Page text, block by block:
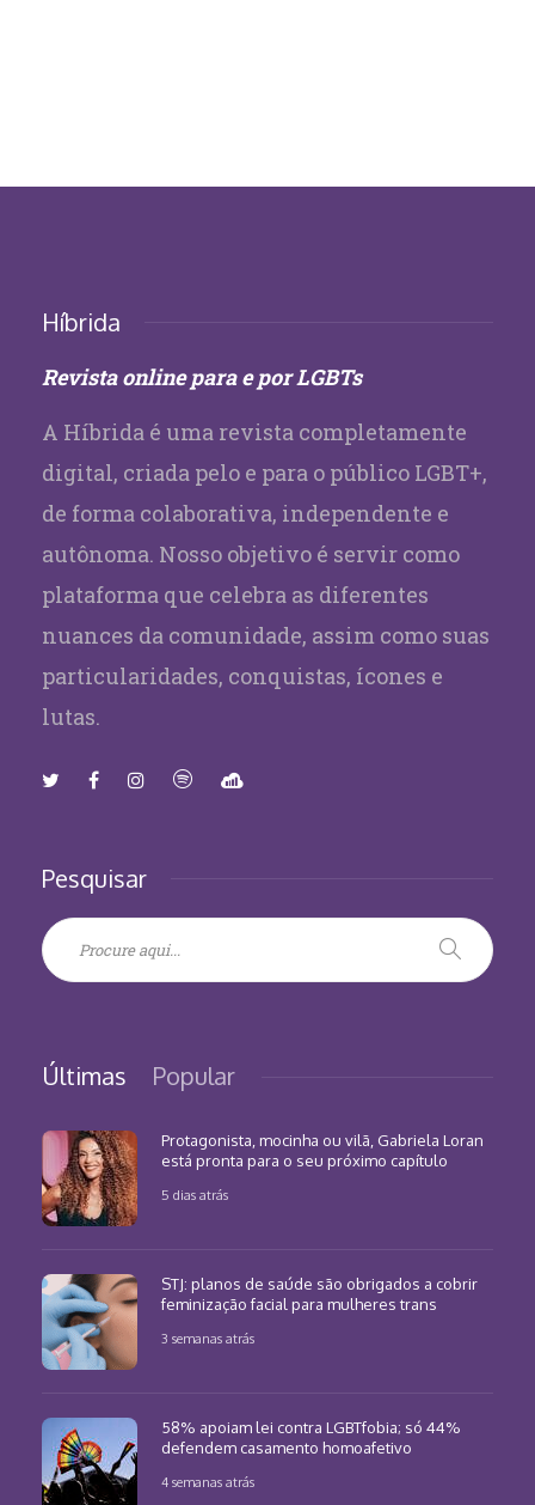
Híbrida
Revista online para e por LGBTs
A Híbrida é uma revista completamente
digital, criada pelo e para o público LGBT+,
de forma colaborativa, independente e
autônoma. Nosso objetivo é servir como
plataforma que celebra as diferentes
nuances da comunidade, assim como suas
particularidades, conquistas, ícones e
lutas.
Pesquisar
Últimas Popular
Protagonista, mocinha ou vilã, Gabriela Loran
está pronta para o seu próximo capítulo
5 dias atrás
STJ: planos de saúde são obrigados a cobrir
feminização facial para mulheres trans
3 semanas atrás
58% apoiam lei contra LGBTfobia; só 44%
defendem casamento homoafetivo
4 semanas atrás